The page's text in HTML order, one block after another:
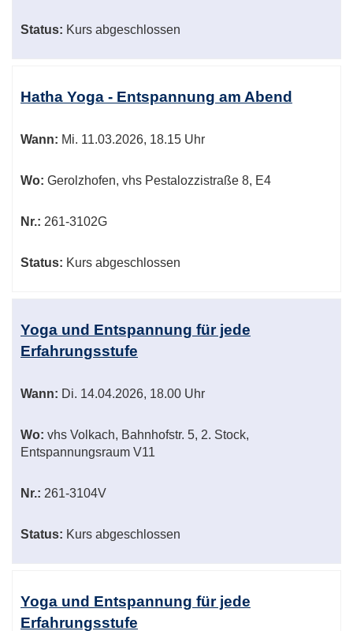
Status: Kurs abgeschlossen
Hatha Yoga - Entspannung am Abend
Wann: Mi. 11.03.2026, 18.15 Uhr
Wo: Gerolzhofen, vhs Pestalozzistraße 8, E4
Nr.: 261-3102G
Status: Kurs abgeschlossen
Yoga und Entspannung für jede
Erfahrungsstufe
Wann: Di. 14.04.2026, 18.00 Uhr
Wo: vhs Volkach, Bahnhofstr. 5, 2. Stock,
Entspannungsraum V11
Nr.: 261-3104V
Status: Kurs abgeschlossen
Yoga und Entspannung für jede
Erfahrungsstufe